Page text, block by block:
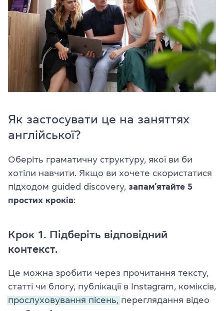
Як застосувати це на заняттях
англійської?
Оберіть граматичну структуру, якої ви би
хотіли навчити. Якщо ви хочете скористатися
підходом guided discovery, запам’ятайте 5
простих кроків:
Крок 1. Підберіть відповідний
контекст.
Це можна зробити через прочитання тексту,
статті чи блогу, публікації в Instagram, коміксів,
прослуховування пісень, переглядання відео